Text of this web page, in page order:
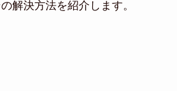
解決方法を紹介します。